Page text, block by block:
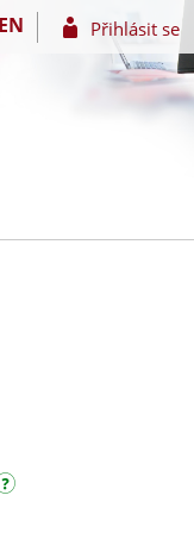
EN Přihlásit se